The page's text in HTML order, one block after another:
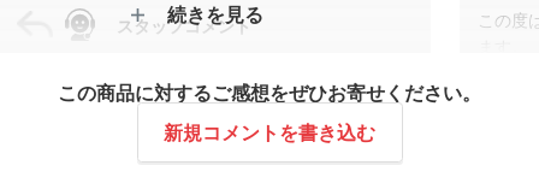
スタッフコメント
ます。オリジナルフェイスタオルでは、お祭りで使
用されるとのことで非常にタイトなスケジュールの
続きを見る
この度
この商品に対するご感想をぜひお寄せください。
新規コメントを書き込む